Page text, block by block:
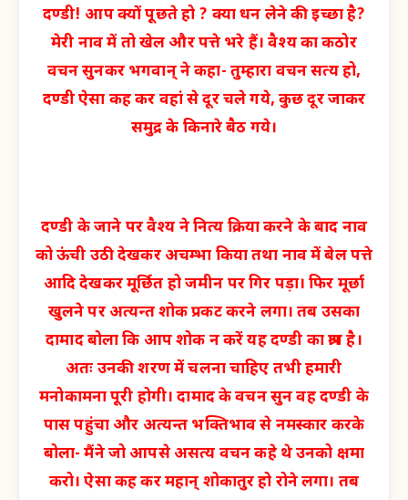
दण्डी! आप क्यों पूछते हो ? क्या धन लेने की इच्छा है?
मेरी नाव में तो खेल और पत्ते भरे हैं। वैश्य का कठोर
वचन सुनकर भगवान् ने कहा- तुम्हारा वचन सत्य हो,
दण्डी ऐसा कह कर वहां से दूर चले गये, कुछ दूर जाकर
समुद्र के किनारे बैठ गये।
दण्डी के जाने पर वैश्य ने नित्य क्रिया करने के बाद नाव
को ऊंची उठी देखकर अचम्भा किया तथा नाव में बेल पत्ते
आदि देखकर मूर्छित हो जमीन पर गिर पड़ा। फिर मूर्छा
खुलने पर अत्यन्त शोक प्रकट करने लगा। तब उसका
दामाद बोला कि आप शोक न करें यह दण्डी का श्राप है।
अतः उनकी शरण में चलना चाहिए तभी हमारी
मनोकामना पूरी होगी। दामाद के वचन सुन वह दण्डी के
पास पहुंचा और अत्यन्त भक्तिभाव से नमस्कार करके
बोला- मैंने जो आपसे असत्य वचन कहे थे उनको क्षमा
करो। ऐसा कह कर महान् शोकातुर हो रोने लगा। तब